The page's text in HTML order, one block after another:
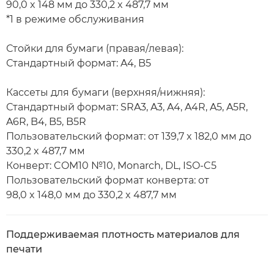
90,0 x 148 мм до 330,2 x 487,7 мм
*1 в режиме обслуживания
Стойки для бумаги (правая/левая):
Стандартный формат: A4, B5
Кассеты для бумаги (верхняя/нижняя):
Стандартный формат: SRA3, A3, A4, A4R, A5, A5R,
A6R, B4, B5, B5R
Пользовательский формат: от 139,7 x 182,0 мм до
330,2 x 487,7 мм
Конверт: COM10 №10, Monarch, DL, ISO-C5
Пользовательский формат конверта: от
98,0 x 148,0 мм до 330,2 x 487,7 мм
Поддерживаемая плотность материалов для
печати